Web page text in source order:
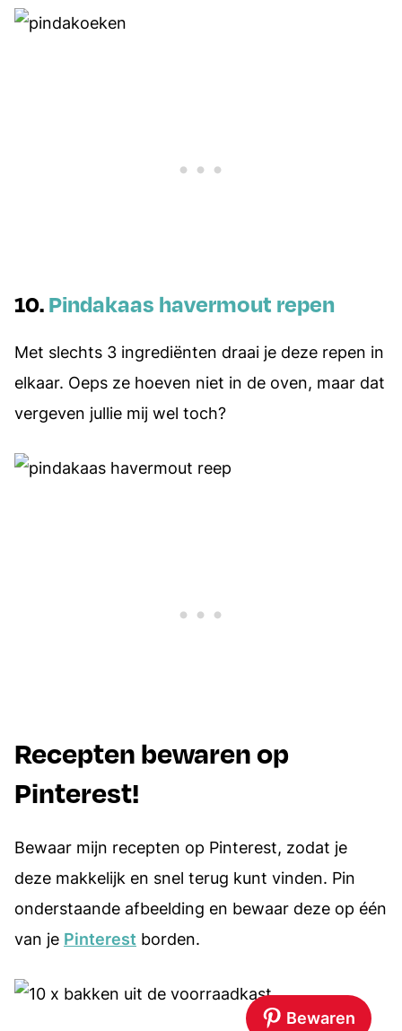
10.Pindakaas havermout repen
Met slechts 3 ingrediënten draai je deze repen in
elkaar. Oeps ze hoeven niet in de oven, maar dat
vergeven jullie mij wel toch?
Recepten bewaren op
Pinterest!
Bewaar mijn recepten op Pinterest, zodat je
deze makkelijk en snel terug kunt vinden. Pin
onderstaande afbeelding en bewaar deze op één
van je Pinterest borden.
Bewaren